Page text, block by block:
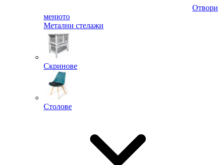
Отвори
менюто
Метални стелажи
Скринове
Столове